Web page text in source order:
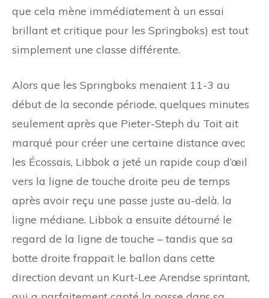
que cela mène immédiatement à un essai
brillant et critique pour les Springboks) est tout
simplement une classe différente.
Alors que les Springboks menaient 11-3 au
début de la seconde période, quelques minutes
seulement après que Pieter-Steph du Toit ait
marqué pour créer une certaine distance avec
les Écossais, Libbok a jeté un rapide coup d’œil
vers la ligne de touche droite peu de temps
après avoir reçu une passe juste au-delà. la
ligne médiane. Libbok a ensuite détourné le
regard de la ligne de touche – tandis que sa
botte droite frappait le ballon dans cette
direction devant un Kurt-Lee Arendse sprintant,